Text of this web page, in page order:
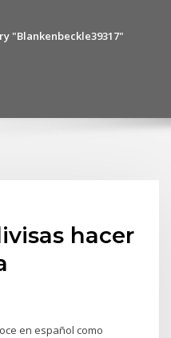
"Blankenbeckle39317"
hacer
en español como